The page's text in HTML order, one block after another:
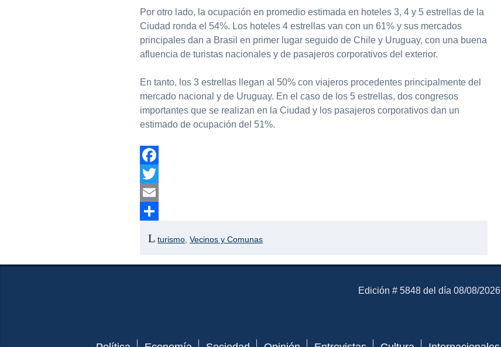
Por otro lado, la ocupación en promedio estimada en hoteles 3, 4 y 5 estrellas de la
Ciudad ronda el 54%. Los hoteles 4 estrellas van con un 61% y sus mercados
principales dan a Brasil en primer lugar seguido de Chile y Uruguay, con una buena
afluencia de turistas nacionales y de pasajeros corporativos del exterior.
En tanto, los 3 estrellas llegan al 50% con viajeros procedentes principalmente del
mercado nacional y de Uruguay. En el caso de los 5 estrellas, dos congresos
importantes que se realizan en la Ciudad y los pasajeros corporativos dan un
estimado de ocupación del 51%.
Facebook
Twitter
Email
turismo ,Vecinos y Comunas
El Mensajero Diario
Edición # 5848 del día 08/08/2026